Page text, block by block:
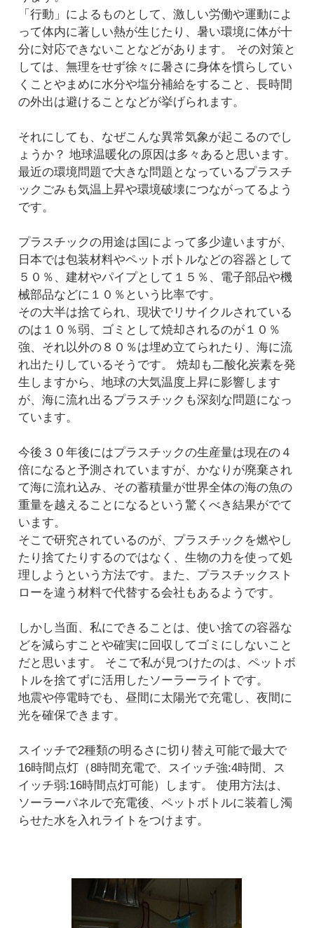
「行動」によるものとして、激しい労働や運動によ
って体内に著しい熱が生じたり、暑い環境に体が十
分に対応できないことなどがあります。 その対策と
しては、無理をせず徐々に暑さに身体を慣らしてい
くことやまめに水分や塩分補給をすること、長時間
の外出は避けることなどが挙げられます。
それにしても、なぜこんな異常気象が起こるのでし
ょうか？ 地球温暖化の原因は多々あると思います。
最近の環境問題で大きな問題となっているプラスチ
ックごみも気温上昇や環境破壊につながってるよう
です。
プラスチックの用途は国によって多少違いますが、
日本では包装材料やペットボトルなどの容器として
５０％、建材やパイプとして１５％、電子部品や機
械部品などに１０％という比率です。
その大半は捨てられ、現状でリサイクルされている
のは１０％弱、ゴミとして焼却されるのが１０％
強、それ以外の８０％は埋め立てられたり、海に流
れ出たりしているそうです。 焼却も二酸化炭素を発
生しますから、地球の大気温度上昇に影響します
が、海に流れ出るプラスチックも深刻な問題になっ
ています。
今後３０年後にはプラスチックの生産量は現在の４
倍になると予測されていますが、かなりが廃棄され
て海に流れ込み、その蓄積量が世界全体の海の魚の
重量を越えることになるという驚くべき結果がでて
います。
そこで研究されているのが、プラスチックを燃やし
たり捨てたりするのではなく、生物の力を使って処
理しようという方法です。また、プラスチックスト
ローを違う材料で代替する会社もあるようです。
しかし当面、私にできることは、使い捨ての容器な
どを減らすことや確実に回収してゴミにしないこと
だと思います。 そこで私が見つけたのは、ペットボ
トルを捨てずに活用したソーラーライトです。
地震や停電時でも、昼間に太陽光で充電し、夜間に
光を確保できます。
スイッチで2種類の明るさに切り替え可能で最大で
16時間点灯（8時間充電で、スイッチ強:4時間、ス
イッチ弱:16時間点灯可能）します。 使用方法は、
ソーラーパネルで充電後、ペットボトルに装着し濁
らせた水を入れライトをつけます。